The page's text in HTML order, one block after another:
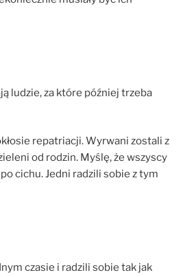
ludzie, za które później trzeba
repatriacji. Wyrwani zostali z
od rodzin. Myślę, że wszyscy
cichu. Jedni radzili sobie z tym
czasie i radzili sobie tak jak